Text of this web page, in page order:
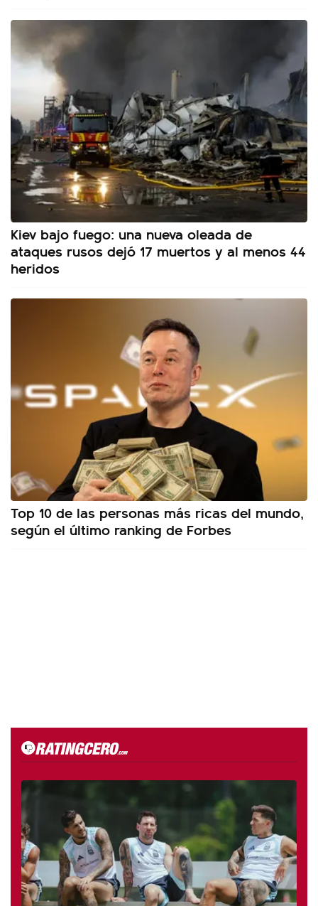
Kiev bajo fuego: una nueva oleada de
ataques rusos dejó 17 muertos y al menos 44
heridos
Top 10 de las personas más ricas del mundo,
según el último ranking de Forbes